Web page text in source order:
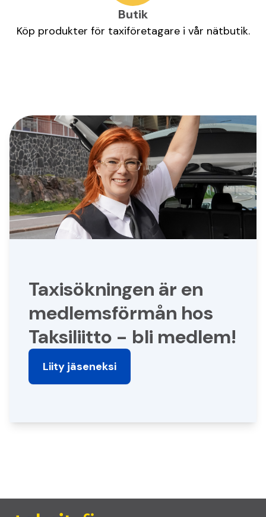
Butik
Köp produkter för taxiföretagare i vår nätbutik.
Taxi­sökningen är en
medlems­förmån hos
Taksiliitto - bli medlem!
Liity jäseneksi